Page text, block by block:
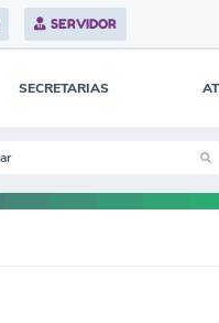
SERVIDOR
SECRETARIAS